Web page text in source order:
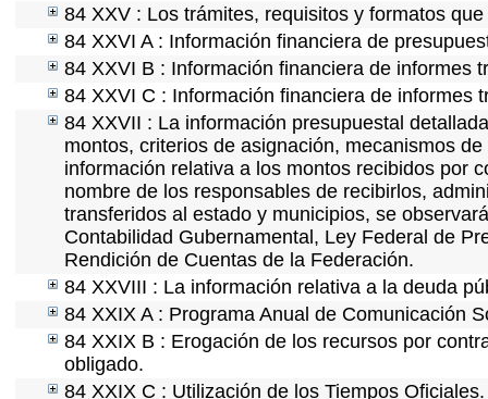
84 XXV : Los trámites, requisitos y formatos
84 XXVI A : Información financiera de
84 XXVI B : Información financiera de informes
84 XXVI C : Información financiera de informes
84 XXVII : La información presupuestal
montos, criterios de asignación, mecanismos
información relativa a los montos recibidos por
nombre de los responsables de recibirlos,
transferidos al estado y municipios, se
Contabilidad Gubernamental, Ley Federal de
Rendición de Cuentas de la Federación.
84 XXVIII : La información relativa a la deuda
84 XXIX A : Programa Anual de Comunicación
84 XXIX B : Erogación de los recursos por
obligado.
84 XXIX C : Utilización de los Tiempos Oficiales.